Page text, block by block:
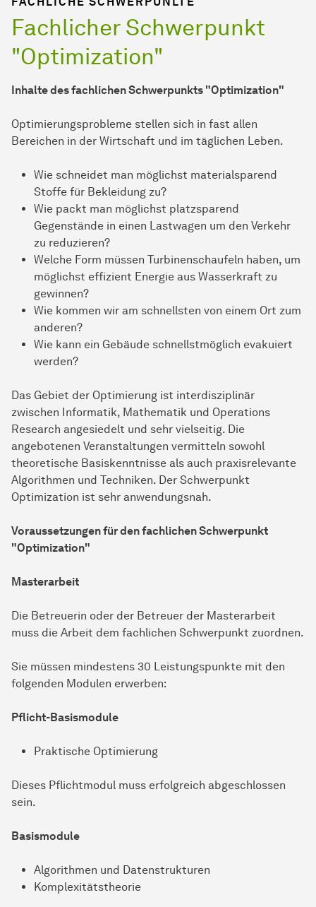
Fachlicher Schwerpunkt
"Optimization"
Inhalte des fachlichen Schwerpunkts "Optimization"
Optimierungsprobleme stellen sich in fast allen
Bereichen in der Wirtschaft und im täglichen Leben.
Wie schneidet man möglichst materialsparend
Stoffe für Bekleidung zu?
Wie packt man möglichst platzsparend
Gegenstände in einen Lastwagen um den Verkehr
zu reduzieren?
Welche Form müssen Turbinenschaufeln haben, um
möglichst effizient Energie aus Wasserkraft zu
gewinnen?
Wie kommen wir am schnellsten von einem Ort zum
anderen?
Wie kann ein Gebäude schnellstmöglich evakuiert
werden?
Das Gebiet der Optimierung ist interdisziplinär
zwischen Informatik, Mathematik und Operations
Research angesiedelt und sehr vielseitig. Die
angebotenen Veranstaltungen vermitteln sowohl
theoretische Basiskenntnisse als auch praxisrelevante
Algorithmen und Techniken. Der Schwerpunkt
Optimization ist sehr anwendungsnah.
Voraussetzungen für den fachlichen Schwerpunkt
"Optimization"
Masterarbeit
Die Betreuerin oder der Betreuer der Masterarbeit
muss die Arbeit dem fachlichen Schwerpunkt zuordnen.
Sie müssen mindestens 30 Leistungspunkte mit den
folgenden Modulen erwerben:
Pflicht-Basismodule
Praktische Optimierung
Dieses Pflichtmodul muss erfolgreich abgeschlossen
sein.
Basismodule
Algorithmen und Datenstrukturen
Komplexitätstheorie